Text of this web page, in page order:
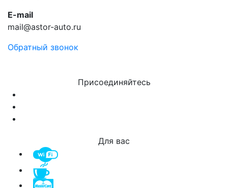
E-mail
mail@astor-auto.ru
Обратный звонок
Присоединяйтесь
Для вас